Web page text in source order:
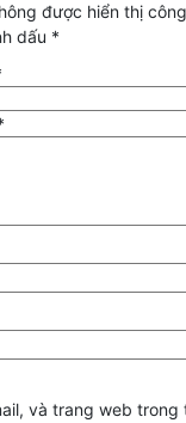
được hiển thị
dấu *
và trang web trong